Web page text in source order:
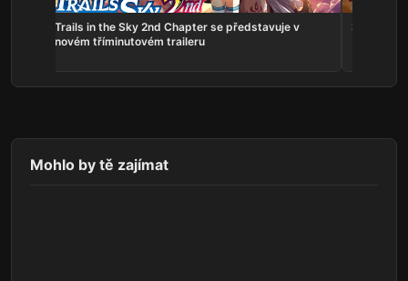
Trails in the Sky 2nd Chapter se představuje v
novém tříminutovém traileru
Serious
Mohlo by tě zajímat